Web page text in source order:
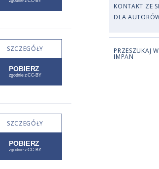
SZCZEGÓŁY
SZCZEGÓŁY
KONTAKT ZE
DLA
PRZESZUKAJ
IMPAN